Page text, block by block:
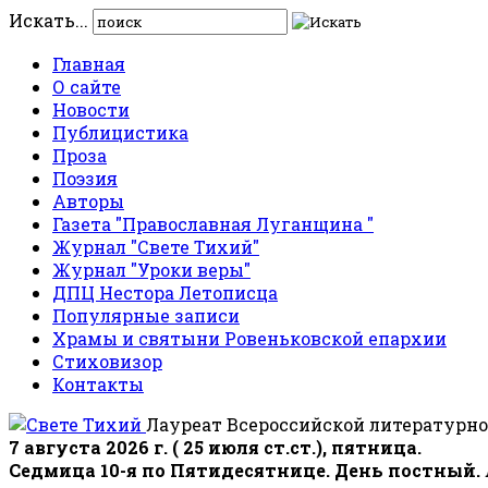
Искать...
Главная
О сайте
Новости
Публицистика
Проза
Поэзия
Авторы
Газета "Православная Луганщина "
Журнал "Свете Тихий"
Журнал "Уроки веры"
ДПЦ Нестора Летописца
Популярные записи
Храмы и святыни Ровеньковской епархии
Стиховизор
Контакты
Лауреат Всероссийской
7 августа 2026 г. ( 25 июля ст.ст.), пятница.
Седмица 10-я по Пятидесятнице. День постный.